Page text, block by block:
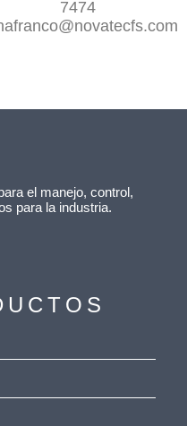
7474
el manejo, control,
para la industria.